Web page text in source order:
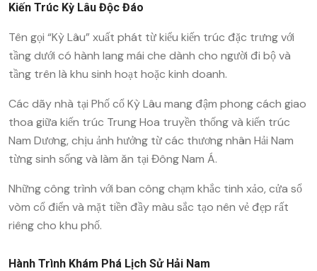
Kiến Trúc Kỳ Lâu Độc Đáo
Tên gọi “Kỳ Lâu” xuất phát từ kiểu kiến trúc đặc trưng với
tầng dưới có hành lang mái che dành cho người đi bộ và
tầng trên là khu sinh hoạt hoặc kinh doanh.
Các dãy nhà tại Phố cổ Kỳ Lâu mang đậm phong cách giao
thoa giữa kiến trúc Trung Hoa truyền thống và kiến trúc
Nam Dương, chịu ảnh hưởng từ các thương nhân Hải Nam
từng sinh sống và làm ăn tại Đông Nam Á.
Những công trình với ban công chạm khắc tinh xảo, cửa sổ
vòm cổ điển và mặt tiền đầy màu sắc tạo nên vẻ đẹp rất
riêng cho khu phố.
Hành Trình Khám Phá Lịch Sử Hải Nam